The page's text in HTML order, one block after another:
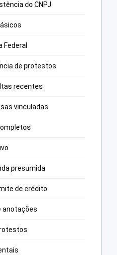
do CNPJ
Federal
de protestos
recentes
vinculadas
presumida
de crédito
anotações